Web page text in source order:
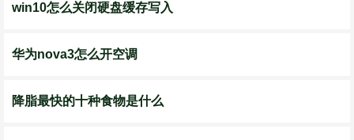
win10怎么关闭硬盘缓存写入
华为nova3怎么开空调
降脂最快的十种食物是什么